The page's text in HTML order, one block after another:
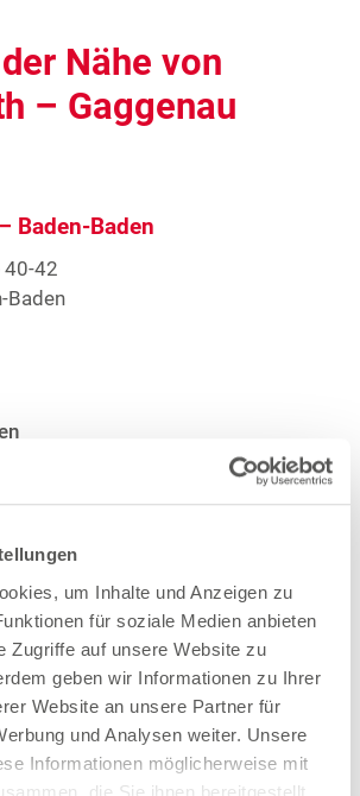
um Inhalte und Anzeigen zu
für soziale Medien anbieten
Zugriffe auf unsere Website zu
geben wir Informationen zu Ihrer
Website an unsere Partner für
und Analysen weiter. Unsere
Informationen möglicherweise mit
die Sie ihnen bereitgestellt
Nähe von
– Gaggenau
Baden-Baden
40-42
Baden
- 19:00 Uhr
1 Anime T-Shirts
Vorrat reicht.